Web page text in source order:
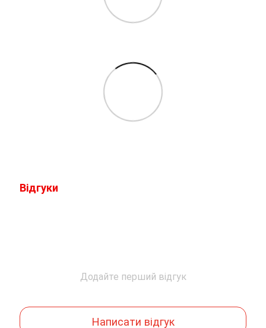
Відгуки
Додайте перший відгук
Написати відгук